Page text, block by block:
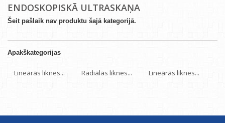
ENDOSKOPISKĀ ULTRASKAŅA
Šeit pašlaik nav produktu šajā kategorijā.
Apakškategorijas
Lineārās līknes... Radiālās līknes... Lineārās līknes...